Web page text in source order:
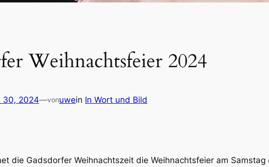
Weihnachtsfeier 2024
30, 2024—vonuwein In Wort und Bild
die Gadsdorfer Weihnachtszeit die Weihnachtsfeier am